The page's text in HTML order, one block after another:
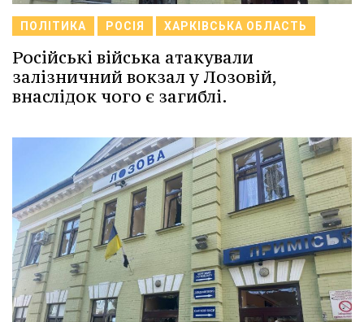
ПОЛІТИКА РОСІЯ ХАРКІВСЬКА ОБЛАСТЬ
Російські війська атакували
залізничний вокзал у Лозовій,
внаслідок чого є загиблі.